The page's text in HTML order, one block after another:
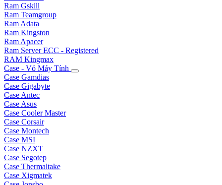
Ram Gskill
Ram Teamgroup
Ram Adata
Ram Kingston
Ram Apacer
Ram Server ECC - Registered
RAM Kingmax
Case - Vỏ Máy Tính
Case Gamdias
Case Gigabyte
Case Antec
Case Asus
Case Cooler Master
Case Corsair
Case Montech
Case MSI
Case NZXT
Case Segotep
Case Thermaltake
Case Xigmatek